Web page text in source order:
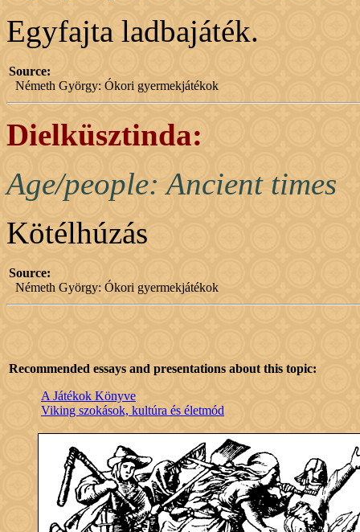
Egyfajta ladbajáték.
Source:
Németh György: Ókori gyermekjátékok
Dielküsztinda:
Age/people: Ancient times
Kötélhúzás
Source:
Németh György: Ókori gyermekjátékok
Recommended essays and presentations about this topic:
A Játékok Könyve
Viking szokások, kultúra és életmód